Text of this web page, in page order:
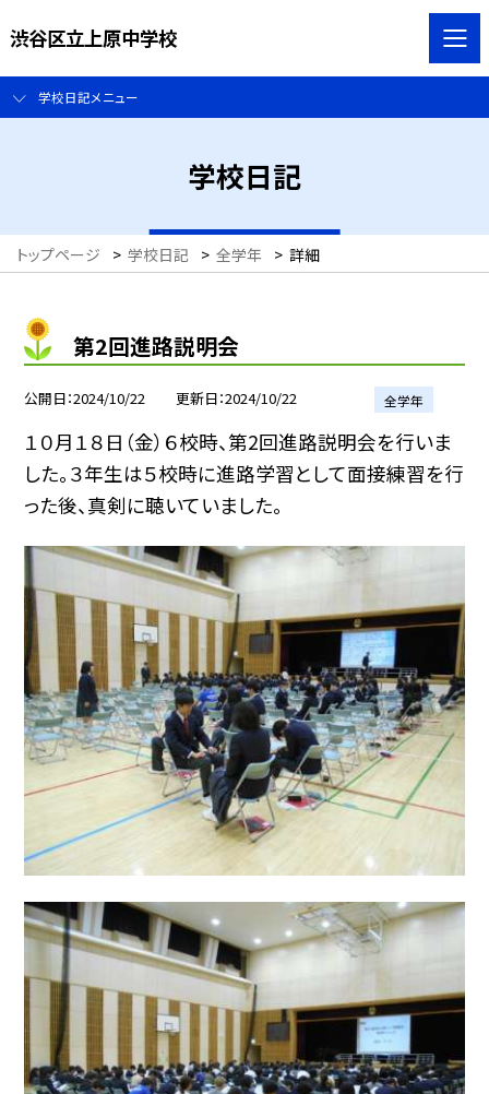
渋谷区立上原中学校
学校日記メニュー
学校日記
トップページ > 学校日記 > 全学年 > 詳細
第2回進路説明会
公開日 2024/10/22 更新日 2024/10/22 全学年
１０月１８日（金）６校時、第2回進路説明会を行いま
した。３年生は５校時に進路学習として面接練習を行
った後、真剣に聴いていました。